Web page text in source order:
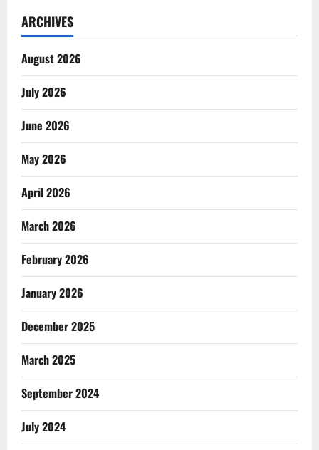
ARCHIVES
August 2026
July 2026
June 2026
May 2026
April 2026
March 2026
February 2026
January 2026
December 2025
March 2025
September 2024
July 2024